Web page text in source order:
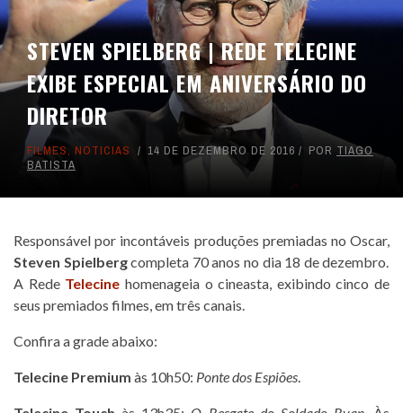
STEVEN SPIELBERG | REDE TELECINE
EXIBE ESPECIAL EM ANIVERSÁRIO DO
DIRETOR
FILMES, NOTICIAS 14 DE DEZEMBRO DE 2016 POR TIAGO
BATISTA
Responsável por incontáveis produções premiadas no Oscar,
Steven Spielbergcompleta 70 anos no dia 18 de dezembro.
A Rede Telecine homenageia o cineasta, exibindo cinco de
seus premiados filmes, em três canais.
Confira a grade abaixo:
Telecine Premium às 10h50: Ponte dos Espiões.